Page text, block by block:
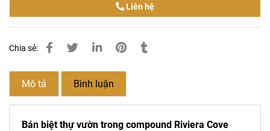
Liên hệ
Chia sẻ:
Mô tả Bình luận
Bán biệt thự vườn trong compound Riviera Cove